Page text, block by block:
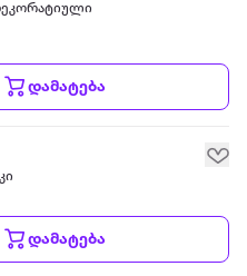
დამატება
დამატება